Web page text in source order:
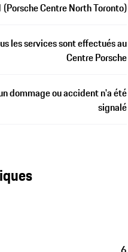
(Porsche Centre North Toronto)
les services sont effectués au
Centre Porsche
dommage ou accident n'a été
signalé